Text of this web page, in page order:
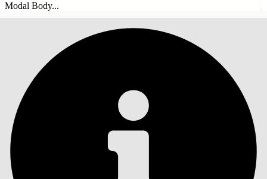
Modal Body...
ÍNDICE DE MATERIAS